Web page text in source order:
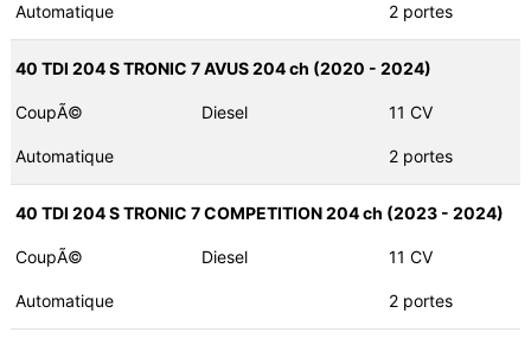
Automatique 2 portes
40 TDI 204 S TRONIC 7 AVUS 204 ch (2020 - 2024)
CoupÃ© Diesel 11 CV
Automatique 2 portes
40 TDI 204 S TRONIC 7 COMPETITION 204 ch (2023 - 2024)
CoupÃ© Diesel 11 CV
Automatique 2 portes